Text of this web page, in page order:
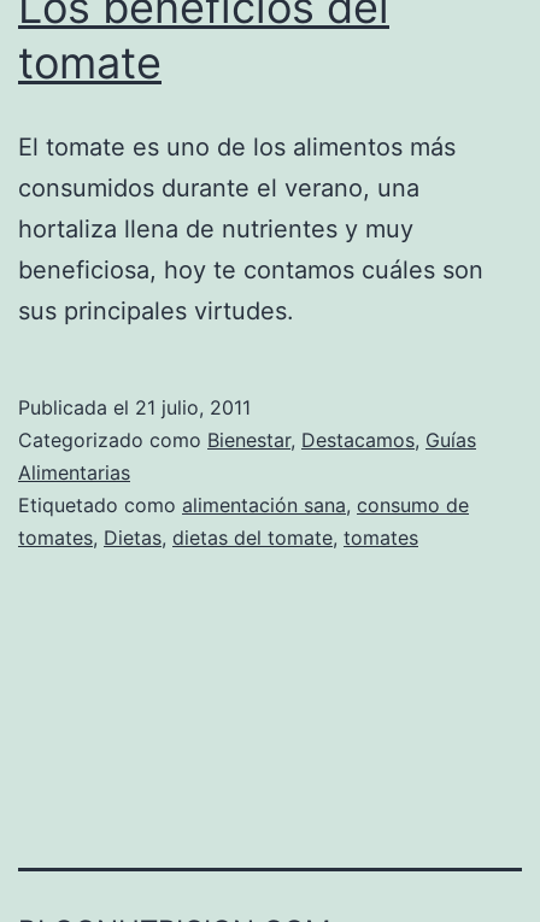
tomate
El tomate es uno de los alimentos más
consumidos durante el verano, una
hortaliza llena de nutrientes y muy
beneficiosa, hoy te contamos cuáles son
sus principales virtudes.
Publicada el 21 julio, 2011
Categorizado como Bienestar, Destacamos, Guías
Alimentarias
Etiquetado como alimentación sana, consumo de
tomates, Dietas, dietas del tomate, tomates